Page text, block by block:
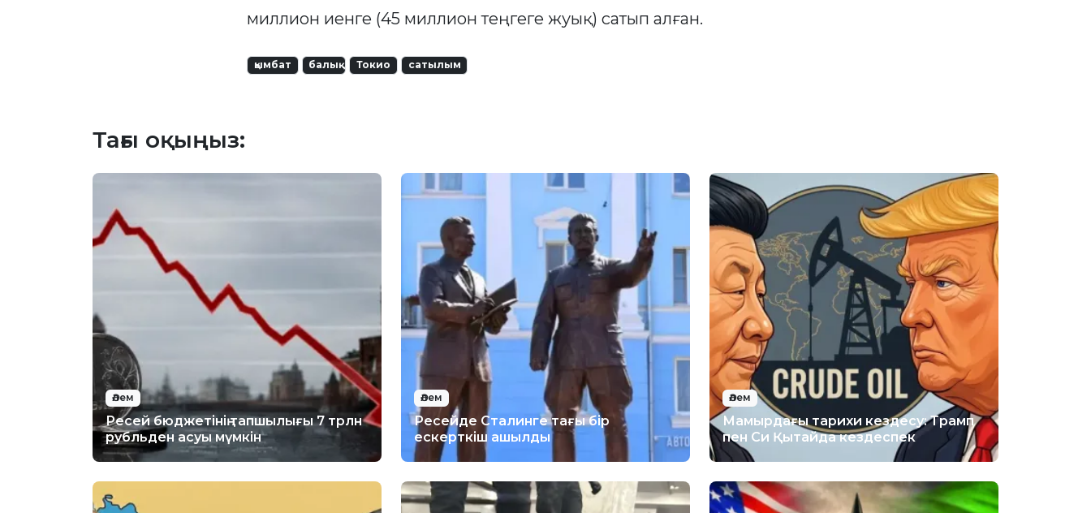
миллион иенге (45 миллион теңгеге жуық) сатып алған.
қымбат балық Токио сатылым
Тағы оқыңыз:
Әлем
Ресей бюджетінің тапшылығы 7 трлн
рубльден асуы мүмкін
Әлем
Ресейде Сталинге тағы бір
ескерткіш ашылды
Әлем
Мамырдағы тарихи кездесу: Трамп
пен Си Қытайда кездеспек